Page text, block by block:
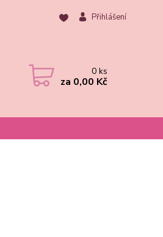
Přihlášení
0ks
za 0,00 Kč